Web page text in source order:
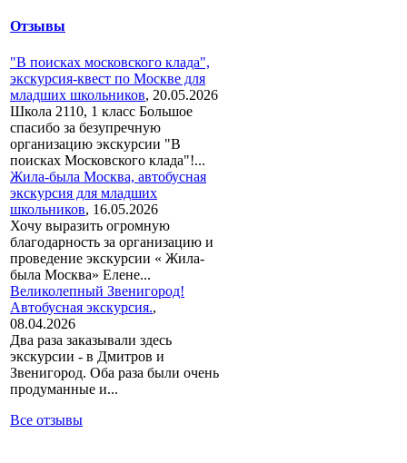
Отзывы
"В поисках московского клада",
экскурсия-квест по Москве для
младших школьников, 20.05.2026
Школа 2110, 1 класс Большое
спасибо за безупречную
организацию экскурсии "В
поисках Московского клада"!...
Жила-была Москва, автобусная
экскурсия для младших
школьников, 16.05.2026
Хочу выразить огромную
благодарность за организацию и
проведение экскурсии « Жила-
была Москва» Елене...
Великолепный Звенигород!
Автобусная экскурсия.,
08.04.2026
Два раза заказывали здесь
экскурсии - в Дмитров и
Звенигород. Оба раза были очень
продуманные и...
Все отзывы